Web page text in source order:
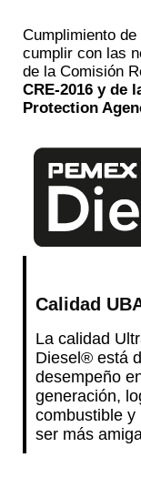
Cumplimiento
cumplir con las
de la Comisión
CRE-2016 y de
Protection
Calidad
La calidad
Diesel® está
desempeño
generación,
combustible y
ser más